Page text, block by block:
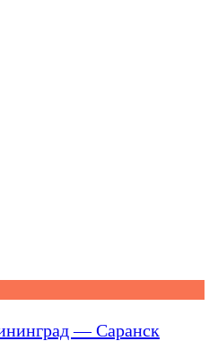
— Саранск